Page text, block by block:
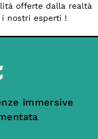
offerte dalla realtà
i nostri esperti !
immersive